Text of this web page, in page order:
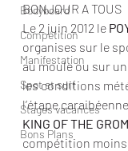
Bodyboard
Compétition
Manifestation
Spot et surf
Stages vacances
Bons Plans
BONJOUR A TOUS
Le 2 juin 2012 le
organises sur le
au moule ou sur
les conditions
l’étape
KING OF THE
compétition moins